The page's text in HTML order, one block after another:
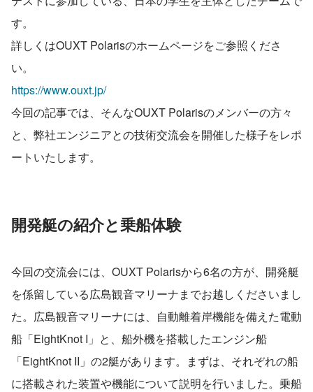
す。
詳しくはOUXT Polarisのホームページをご参照くださ
い。
https://www.ouxt.jp/
今回の記事では、そんなOUXT Polarisのメンバーの方々
と、弊社エンジニアとの技術交流会を開催した様子をレポ
ートいたします。
開発艇の紹介と乗船体験
今回の交流会には、OUXT Polarisから6名の方が、開発艇
を係留している広島観音マリーナまでお越しくださいまし
た。広島観音マリーナには、自動離着岸機能を備えた電動
船「EightKnot I」と、船外機を搭載したエンジン船
「EightKnot II」の2艇があります。まずは、それぞれの船
に搭載された装置や機能について説明を行いました。乗船